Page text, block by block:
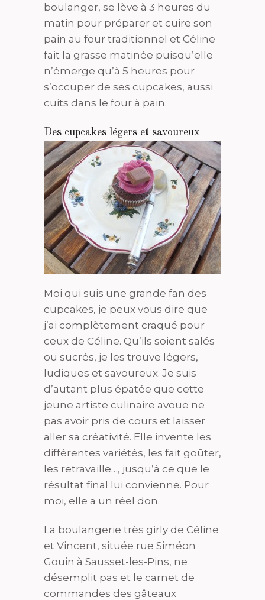
boulanger, se lève à 3 heures du
matin pour préparer et cuire son
pain au four traditionnel et Céline
fait la grasse matinée puisqu’elle
n’émerge qu’à 5 heures pour
s’occuper de ses cupcakes, aussi
cuits dans le four à pain.
Des cupcakes légers et savoureux
Moi qui suis une grande fan des
cupcakes, je peux vous dire que
j’ai complètement craqué pour
ceux de Céline. Qu’ils soient salés
ou sucrés, je les trouve légers,
ludiques et savoureux. Je suis
d’autant plus épatée que cette
jeune artiste culinaire avoue ne
pas avoir pris de cours et laisser
aller sa créativité. Elle invente les
différentes variétés, les fait goûter,
les retravaille…, jusqu’à ce que le
résultat final lui convienne. Pour
moi, elle a un réel don.
La boulangerie très girly de Céline
et Vincent, située rue Siméon
Gouin à Sausset-les-Pins, ne
désemplit pas et le carnet de
commandes des gâteaux